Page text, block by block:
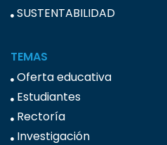
SUSTENTABILIDAD
TEMAS
Oferta educativa
Estudiantes
Rectoría
Investigación